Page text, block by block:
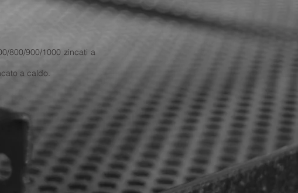
800/900/1000 zincati a
a caldo.